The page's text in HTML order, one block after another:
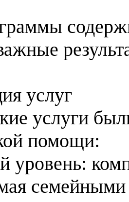
услуг
услуги
помощи:
уровень: